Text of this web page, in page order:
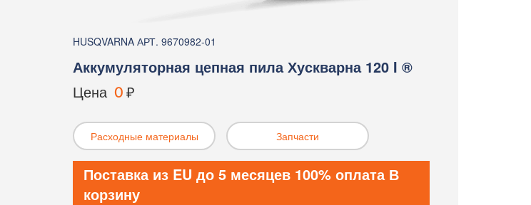
HUSQVARNA АРТ. 9670982-01
Аккумуляторная цепная пила Хускварна 120 I ®
Цена 0₽
Расходные материалы Запчасти
Поставка из EU до 5 месяцев 100% оплата В
корзину